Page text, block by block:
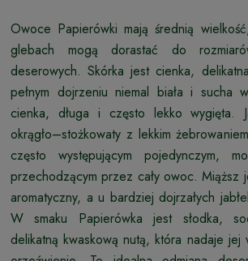
Owoce Papierówki mają średnią
glebach mogą dorastać do
deserowych. Skórka jest cienka,
pełnym dojrzeniu niemal biała i sucha
cienka, długa i często lekko wygięta.
okrągło–stożkowaty z lekkim
często występującym pojedynczym,
przechodzącym przez cały owoc. Miąższ
aromatyczny, a u bardziej dojrzałych
W smaku Papierówka jest słodka,
delikatną kwaskową nutą, która nadaje jej